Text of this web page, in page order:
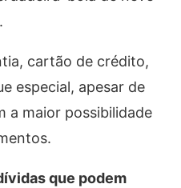
cartão de crédito,
especial, apesar de
a maior possibilidade
que podem